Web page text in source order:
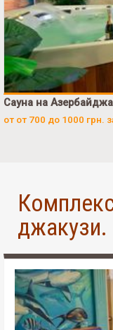
Сауна на
от от 700 до 1000 грн.
джакузи.